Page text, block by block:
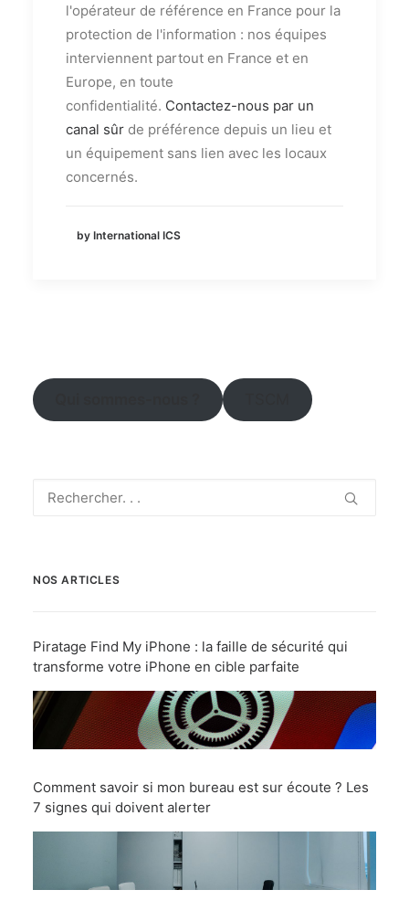
l'opérateur de référence en France pour la
protection de l'information : nos équipes
interviennent partout en France et en
Europe, en toute
confidentialité. Contactez-nous par un
canal sûr de préférence depuis un lieu et
un équipement sans lien avec les locaux
concernés.
by International ICS
NOS ARTICLES
Piratage Find My iPhone : la faille de sécurité qui
transforme votre iPhone en cible parfaite
Comment savoir si mon bureau est sur écoute ? Les
7 signes qui doivent alerter